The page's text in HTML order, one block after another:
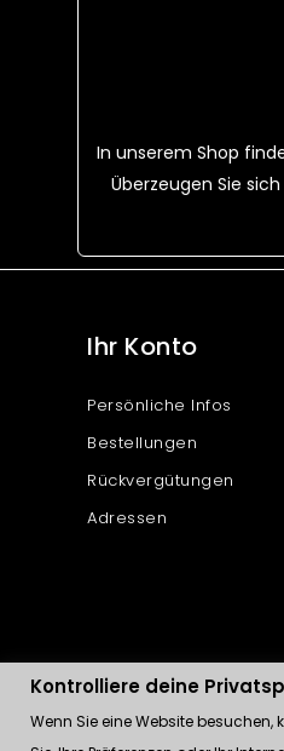
In unserem Shop
Überzeugen Sie
Ihr Konto
Persönliche Infos
Bestellungen
Rückvergütungen
Adressen
Kontrolliere deine
Wenn Sie eine Website